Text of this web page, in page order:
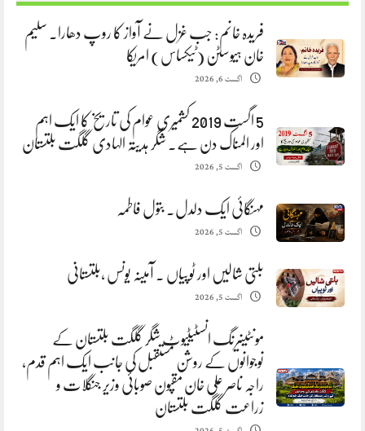
فریدہ خانم: جب غزل نے آواز کا روپ دھارا. سلیم
خان ہیوسٹن (ٹیکساس) امریکا
اگست 6, 2026
5 اگست 2019 کشمیری عوام کی تاریخ کا ایک اہم
اور المناک دن ہے. شگر ہدیتہ الہادی گلگت بلتستان
اگست 5, 2026
مہنگائی ایک دلدل. بتول فاطمہ
اگست 5, 2026
بلتی شالیں اور ٹوپیاں . آمینہ یونس ،بلتستانی
اگست 5, 2026
مونٹینیرنگ انسٹیٹیوٹ شگر گلگت بلتستان کے
نوجوانوں کے روشن مستقبل کی جانب ایک اہم قدم،
راجہ ناصر علی خان مقپون صوبائی وزیر جنگلات و
زراعت گلگت بلتستان